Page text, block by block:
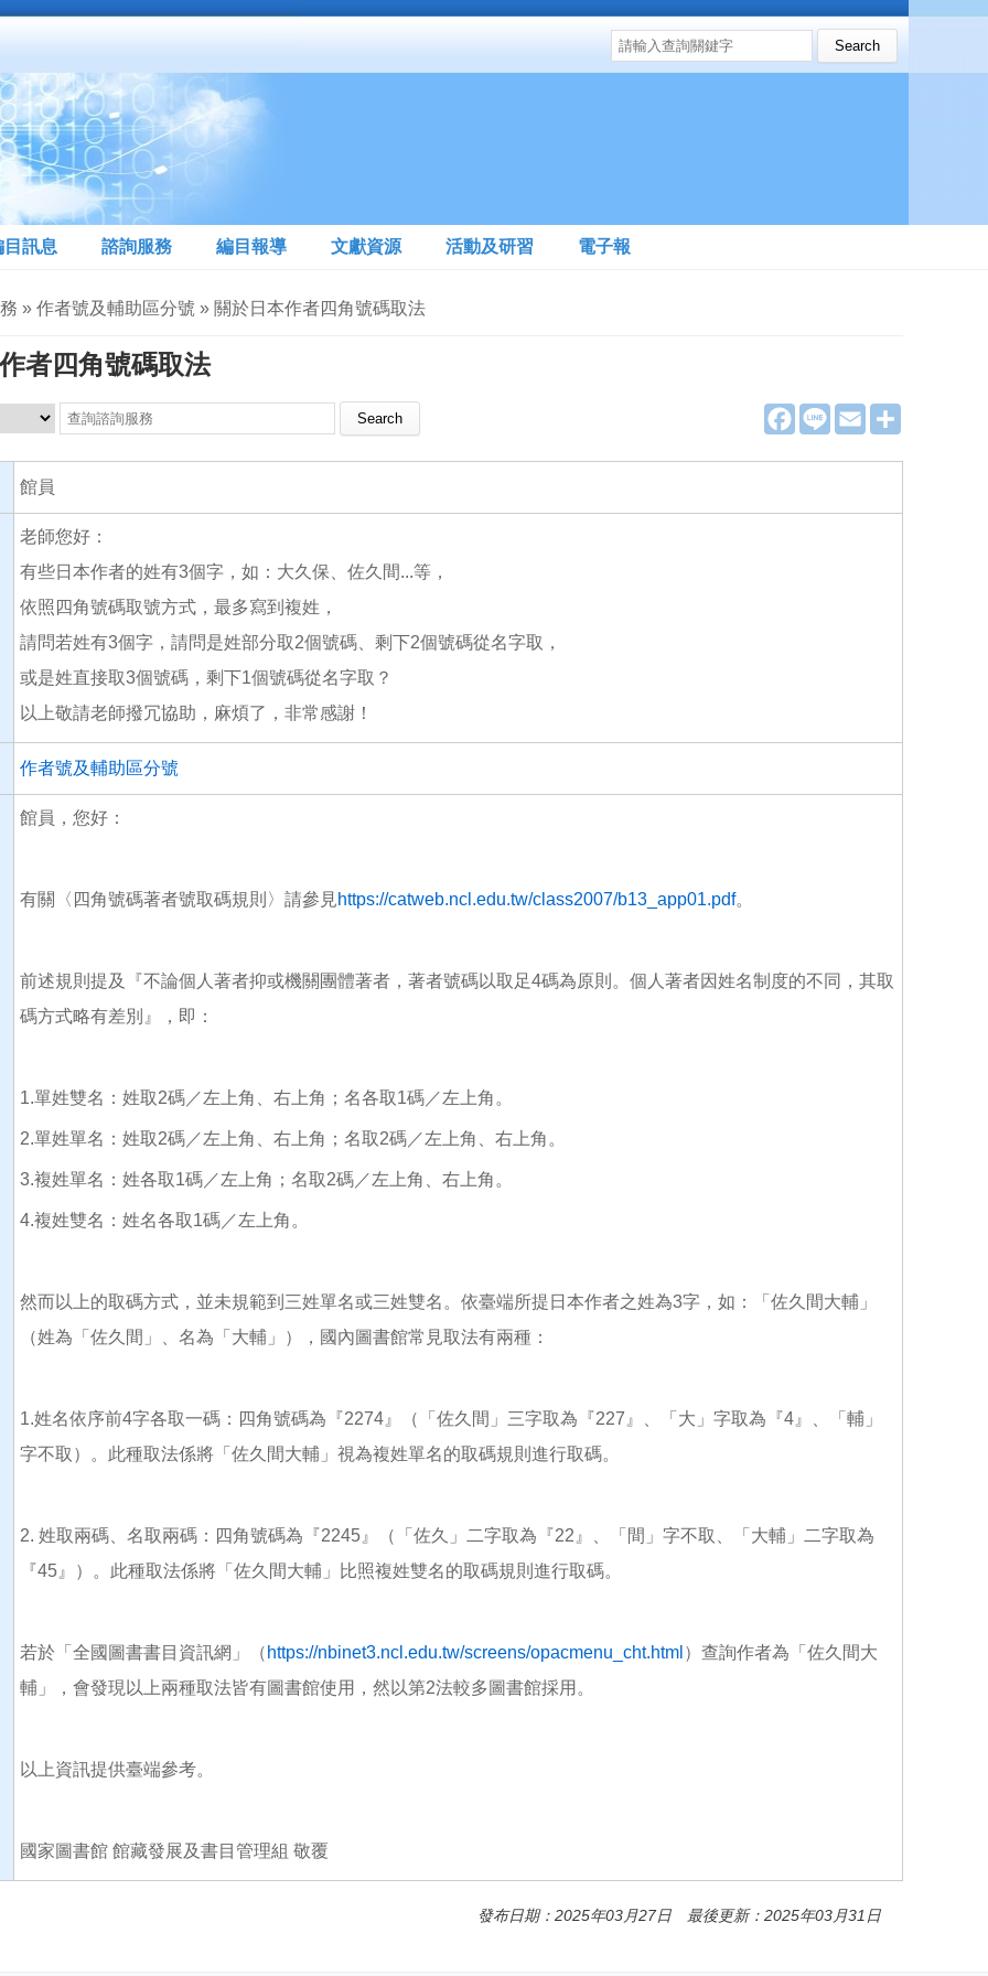
搜尋表單
Search this site
訊息 諮詢服務 編目報導 文獻資源 活動及研習 電子報
» 作者號及輔助區分號 » 關於日本作者四角號碼取法
者四角號碼取法
F
a
e
o
L
e
E
m
i
Search this site
館員
老師您好：
有些日本作者的姓有3個字，如：大久保、佐久間...等，
依照四角號碼取號方式，最多寫到複姓，
請問若姓有3個字，請問是姓部分取2個號碼、剩下2個號碼從名字取，
或是姓直接取3個號碼，剩下1個號碼從名字取？
以上敬請老師撥冗協助，麻煩了，非常感謝！
作者號及輔助區分號
館員，您好：
有關〈四角號碼著者號取碼規則〉請參見https://catweb.ncl.edu.tw/class2007/b13_app01.pdf。
前述規則提及『不論個人著者抑或機關團體著者，著者號碼以取足4碼為原則。個人著者因姓名制度的不同，其取
碼方式略有差別』，即：
1.單姓雙名：姓取2碼／左上角、右上角；名各取1碼／左上角。
2.單姓單名：姓取2碼／左上角、右上角；名取2碼／左上角、右上角。
3.複姓單名：姓各取1碼／左上角；名取2碼／左上角、右上角。
4.複姓雙名：姓名各取1碼／左上角。
然而以上的取碼方式，並未規範到三姓單名或三姓雙名。依臺端所提日本作者之姓為3字，如：「佐久間大輔」
（姓為「佐久間」、名為「大輔」），國內圖書館常見取法有兩種：
1.姓名依序前4字各取一碼：四角號碼為『2274』（「佐久間」三字取為『227』、「大」字取為『4』、「輔」
字不取）。此種取法係將「佐久間大輔」視為複姓單名的取碼規則進行取碼。
2. 姓取兩碼、名取兩碼：四角號碼為『2245』（「佐久」二字取為『22』、「間」字不取、「大輔」二字取為
『45』）。此種取法係將「佐久間大輔」比照複姓雙名的取碼規則進行取碼。
若於「全國圖書書目資訊網」（ https://nbinet3.ncl.edu.tw/screens/opacmenu_cht.html ）查詢作者為「佐久間大
輔」，會發現以上兩種取法皆有圖書館使用，然以第2法較多圖書館採用。
以上資訊提供臺端參考。
國家圖書館 館藏發展及書目管理組 敬覆
發布日期：2025年03月27日 最後更新：2025年03月31日